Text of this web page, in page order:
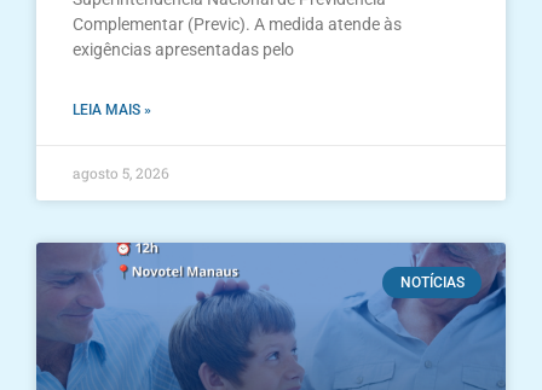
Complementar (Previc). A medida atende às
exigências apresentadas pelo
LEIA MAIS »
agosto 5, 2026
NOTÍCIAS